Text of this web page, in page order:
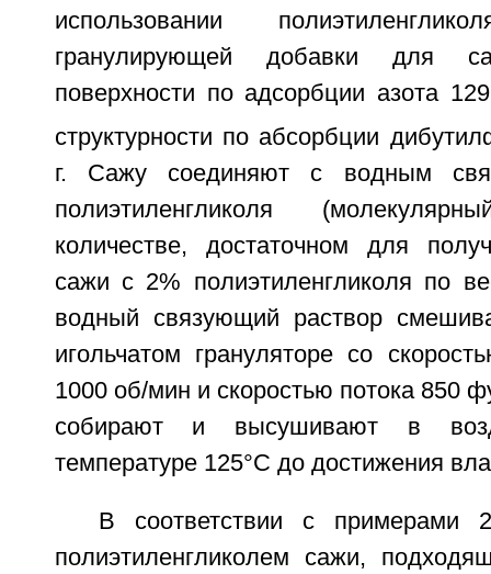
использовании
гранулирующей добавки для
поверхности по адсорбции азота
структурности по абсорбции
г. Сажу соединяют с водным
полиэтиленгликоля
количестве, достаточном для
сажи с 2% полиэтиленгликоля по
водный связующий раствор
игольчатом грануляторе со
1000 об/мин и скоростью потока 850
собирают и высушивают в
температуре 125°C до достижения
В соответствии с примерами
полиэтиленгликолем сажи,